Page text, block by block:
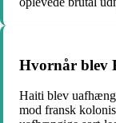
Hvornår blev
Haiti blev
mod fransk